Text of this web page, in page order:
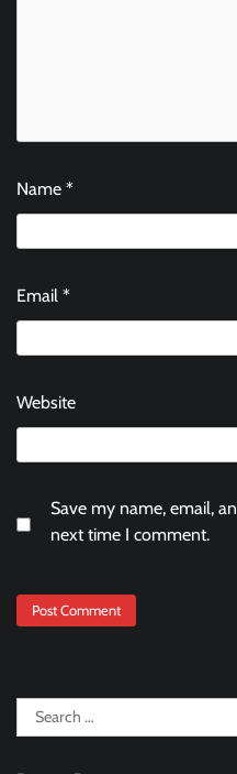
Name *
Email *
Website
Save my name, email,
next time I comment.
Search
for: